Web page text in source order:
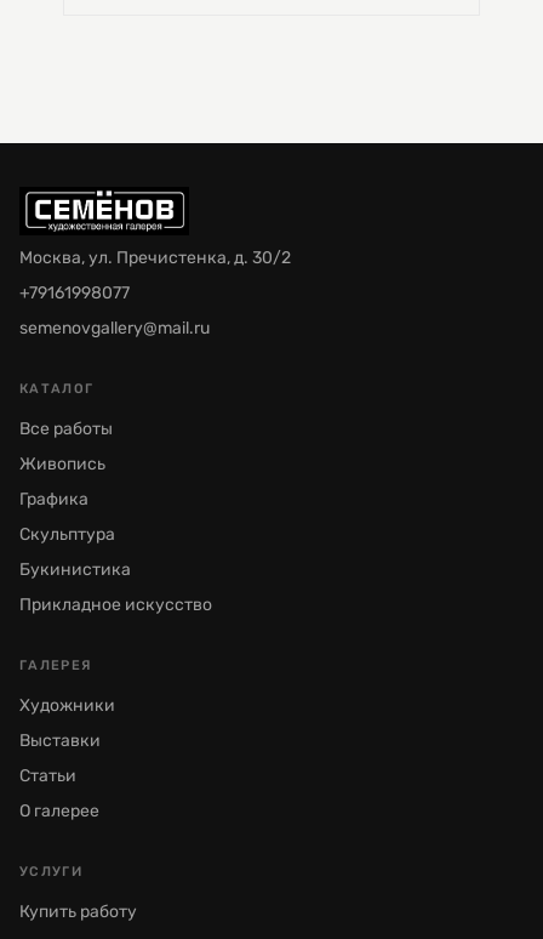
Москва, ул. Пречистенка, д. 30/2
+79161998077
semenovgallery@mail.ru
КАТАЛОГ
Все работы
Живопись
Графика
Скульптура
Букинистика
Прикладное искусство
ГАЛЕРЕЯ
Художники
Выставки
Статьи
О галерее
УСЛУГИ
Купить работу